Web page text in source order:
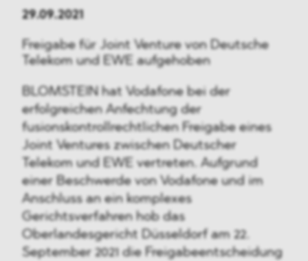
29.09.2021
Freigabe für Joint Venture von Deutsche
Telekom und EWE aufgehoben
BLOMSTEIN hat Vodafone bei der
erfolgreichen Anfechtung der
fusionskontrollrechtlichen Freigabe eines
Joint Ventures zwischen Deutscher
Telekom und EWE vertreten. Aufgrund
einer Beschwerde von Vodafone und im
Anschluss an ein komplexes
Gerichtsverfahren hob das
Oberlandesgericht Düsseldorf am 22.
September 2021 die Freigabeentscheidung